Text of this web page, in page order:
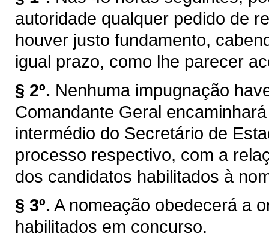
autoridade qualquer pedido de
houver justo fundamento,
igual prazo, como lhe parecer
§ 2º. Nenhuma impugnação
Comandante Geral
intermédio do Secretário de
processo respectivo, com a
dos candidatos habilitados à
§ 3º. A nomeação obedecerá a
habilitados em concurso.